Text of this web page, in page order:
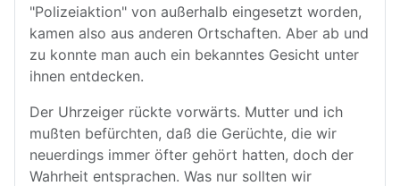
"Polizeiaktion" von außerhalb eingesetzt worden,
kamen also aus anderen Ortschaften. Aber ab und
zu konnte man auch ein bekanntes Gesicht unter
ihnen entdecken.
Der Uhrzeiger rückte vorwärts. Mutter und ich
mußten befürchten, daß die Gerüchte, die wir
neuerdings immer öfter gehört hatten, doch der
Wahrheit entsprachen. Was nur sollten wir